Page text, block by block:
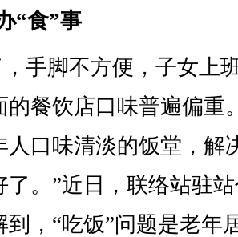
“食”事
，手脚不方便，子女上
的餐饮店口味普遍偏重
人口味清淡的饭堂，解
了。”近日，联络站驻
到，“吃饭”问题是老年